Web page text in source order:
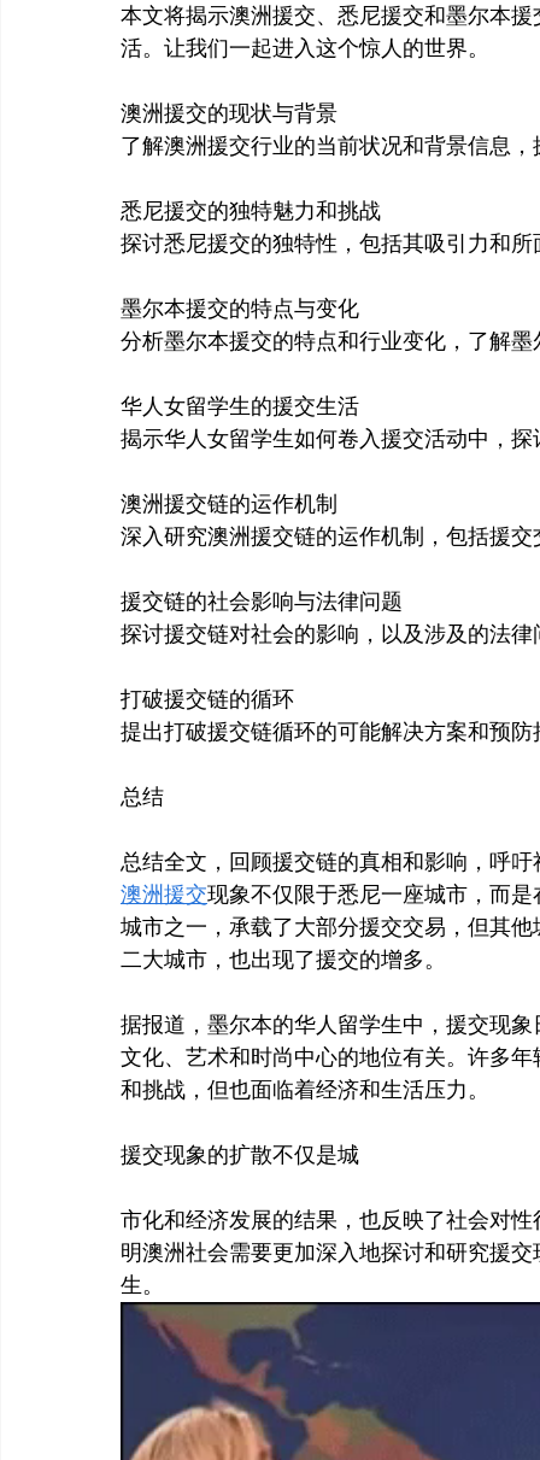
本文将揭示澳洲援交、悉尼援交和墨尔本
活。让我们一起进入这个惊人的世界。
澳洲援交的现状与背景
了解澳洲援交行业的当前状况和背景信息
悉尼援交的独特魅力和挑战
探讨悉尼援交的独特性，包括其吸引力和
墨尔本援交的特点与变化
分析墨尔本援交的特点和行业变化，了解
华人女留学生的援交生活
揭示华人女留学生如何卷入援交活动中，
澳洲援交链的运作机制
深入研究澳洲援交链的运作机制，包括援
援交链的社会影响与法律问题
探讨援交链对社会的影响，以及涉及的法
打破援交链的循环
提出打破援交链循环的可能解决方案和预
总结
总结全文，回顾援交链的真相和影响，呼
澳洲援交现象不仅限于悉尼一座城市，而
城市之一，承载了大部分援交交易，但其
二大城市，也出现了援交的增多。
据报道，墨尔本的华人留学生中，援交现
文化、艺术和时尚中心的地位有关。许多
和挑战，但也面临着经济和生活压力。
援交现象的扩散不仅是城
市化和经济发展的结果，也反映了社会对
明澳洲社会需要更加深入地探讨和研究援
生。